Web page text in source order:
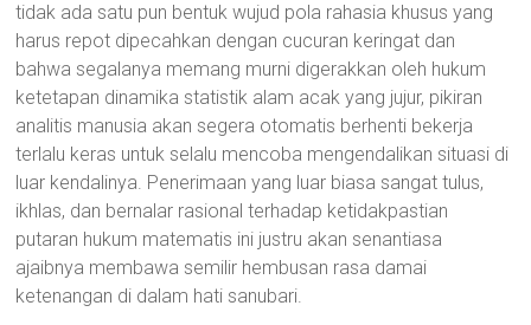
tidak ada satu pun bentuk wujud pola rahasia khusus yang
harus repot dipecahkan dengan cucuran keringat dan
bahwa segalanya memang murni digerakkan oleh hukum
ketetapan dinamika statistik alam acak yang jujur, pikiran
analitis manusia akan segera otomatis berhenti bekerja
terlalu keras untuk selalu mencoba mengendalikan situasi di
luar kendalinya. Penerimaan yang luar biasa sangat tulus,
ikhlas, dan bernalar rasional terhadap ketidakpastian
putaran hukum matematis ini justru akan senantiasa
ajaibnya membawa semilir hembusan rasa damai
ketenangan di dalam hati sanubari.